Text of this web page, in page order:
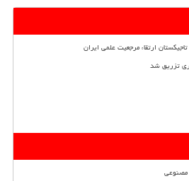
ارتقاء مرجعیت علمی ایران
تزریق شد